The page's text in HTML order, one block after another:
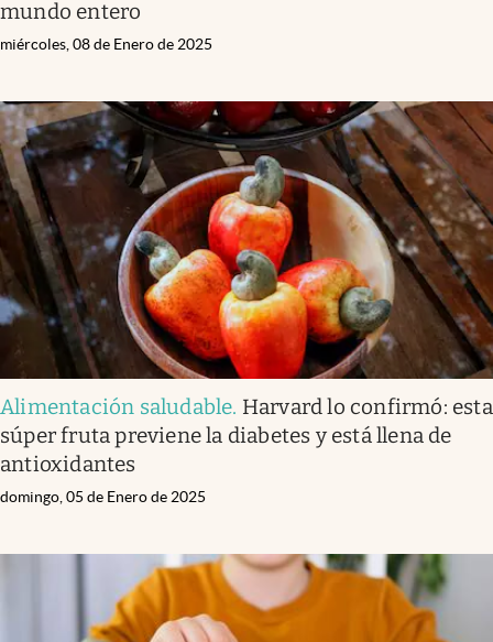
mundo entero
miércoles, 08 de Enero de 2025
Alimentación saludable. Harvard lo confirmó: esta
súper fruta previene la diabetes y está llena de
antioxidantes
domingo, 05 de Enero de 2025